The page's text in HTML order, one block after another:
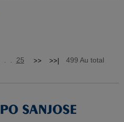
. . 25 499 Au total